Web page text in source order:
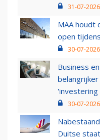
31-07-
MAA houdt
open
30-07-
Business
belangrijker
30-07-
Duitse